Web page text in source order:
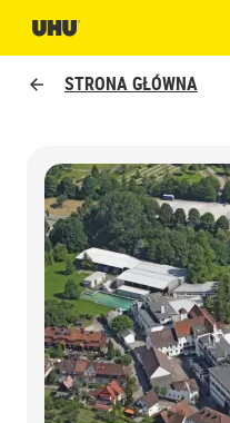
STRONA GŁÓWNA